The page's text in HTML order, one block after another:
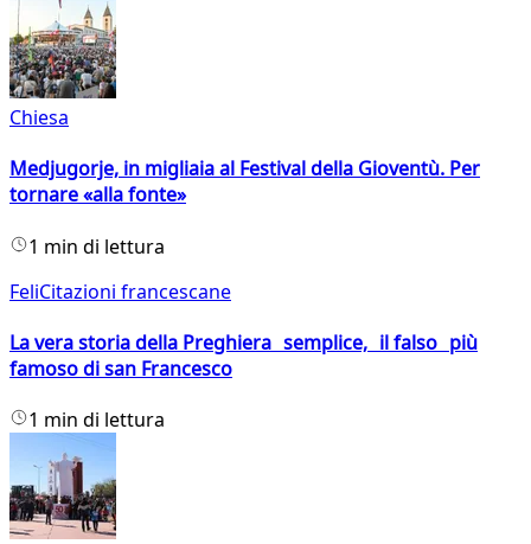
Chiesa
Medjugorje, in migliaia al Festival della Gioventù. Per
tornare «alla fonte»
1 min di lettura
FeliCitazioni francescane
La vera storia della Preghiera semplice, il falso più
famoso di san Francesco
1 min di lettura